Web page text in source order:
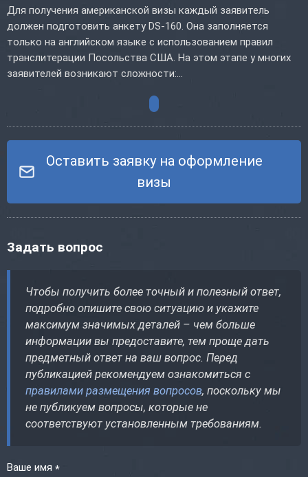
Для получения американской визы каждый заявитель
должен подготовить анкету DS-160. Она заполняется
только на английском языке с использованием правил
транслитерации Посольства США. На этом этапе у многих
заявителей возникают сложности:...
Оставить заявку на оформление
визы
Задать вопрос
Чтобы получить более точный и полезный ответ,
подробно опишите свою ситуацию и укажите
максимум значимых деталей – чем больше
информации вы предоставите, тем проще дать
предметный ответ на ваш вопрос. Перед
публикацией рекомендуем ознакомиться с
правилами размещения вопросов, поскольку мы
не публикуем вопросы, которые не
соответствуют установленным требованиям.
Ваше имя *